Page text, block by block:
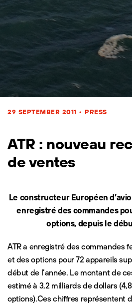
29 SEPTEMBER 2011 • PRESS
ATR : nouveau
de ventes
Le constructeur Européen
enregistré des commandes
options, depuis le
ATR a enregistré des commandes
et des options pour 72 appareils
début de l’année. Le montant de
estimé à 3,2 milliards de dollars
options).Ces chiffres représentent